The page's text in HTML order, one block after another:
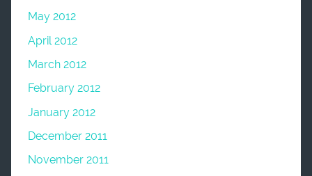
May 2012
April 2012
March 2012
February 2012
January 2012
December 2011
November 2011